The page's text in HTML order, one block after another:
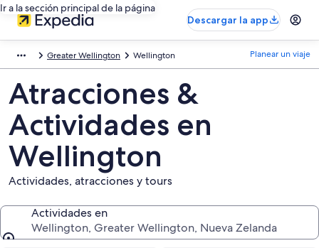
Ir a la sección principal de la página
Descargar la app
Greater Wellington Wellington Planear un viaje
Atracciones &
Actividades en
Wellington
Actividades, atracciones y tours
Actividades en
Wellington, Greater Wellington, Nueva Zelanda